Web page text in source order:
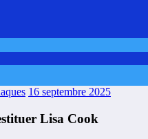
16 septembre 2025
Lisa Cook